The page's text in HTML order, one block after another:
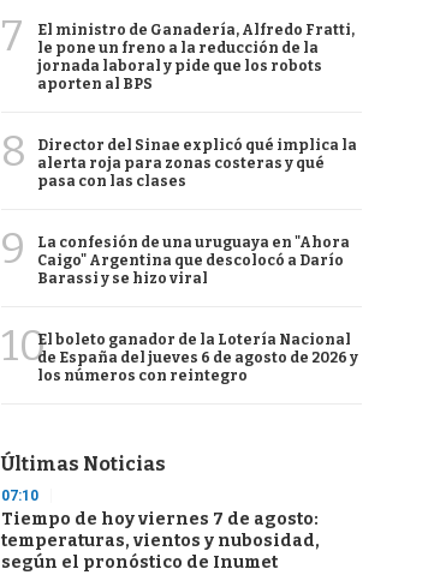
7
El ministro de Ganadería, Alfredo Fratti,
le pone un freno a la reducción de la
jornada laboral y pide que los robots
aporten al BPS
8
Director del Sinae explicó qué implica la
alerta roja para zonas costeras y qué
pasa con las clases
9
La confesión de una uruguaya en "Ahora
Caigo" Argentina que descolocó a Darío
Barassi y se hizo viral
10El boleto ganador de la Lotería Nacional
de España del jueves 6 de agosto de 2026 y
los números con reintegro
Últimas Noticias
07:10
Tiempo de hoy viernes 7 de agosto:
temperaturas, vientos y nubosidad,
según el pronóstico de Inumet